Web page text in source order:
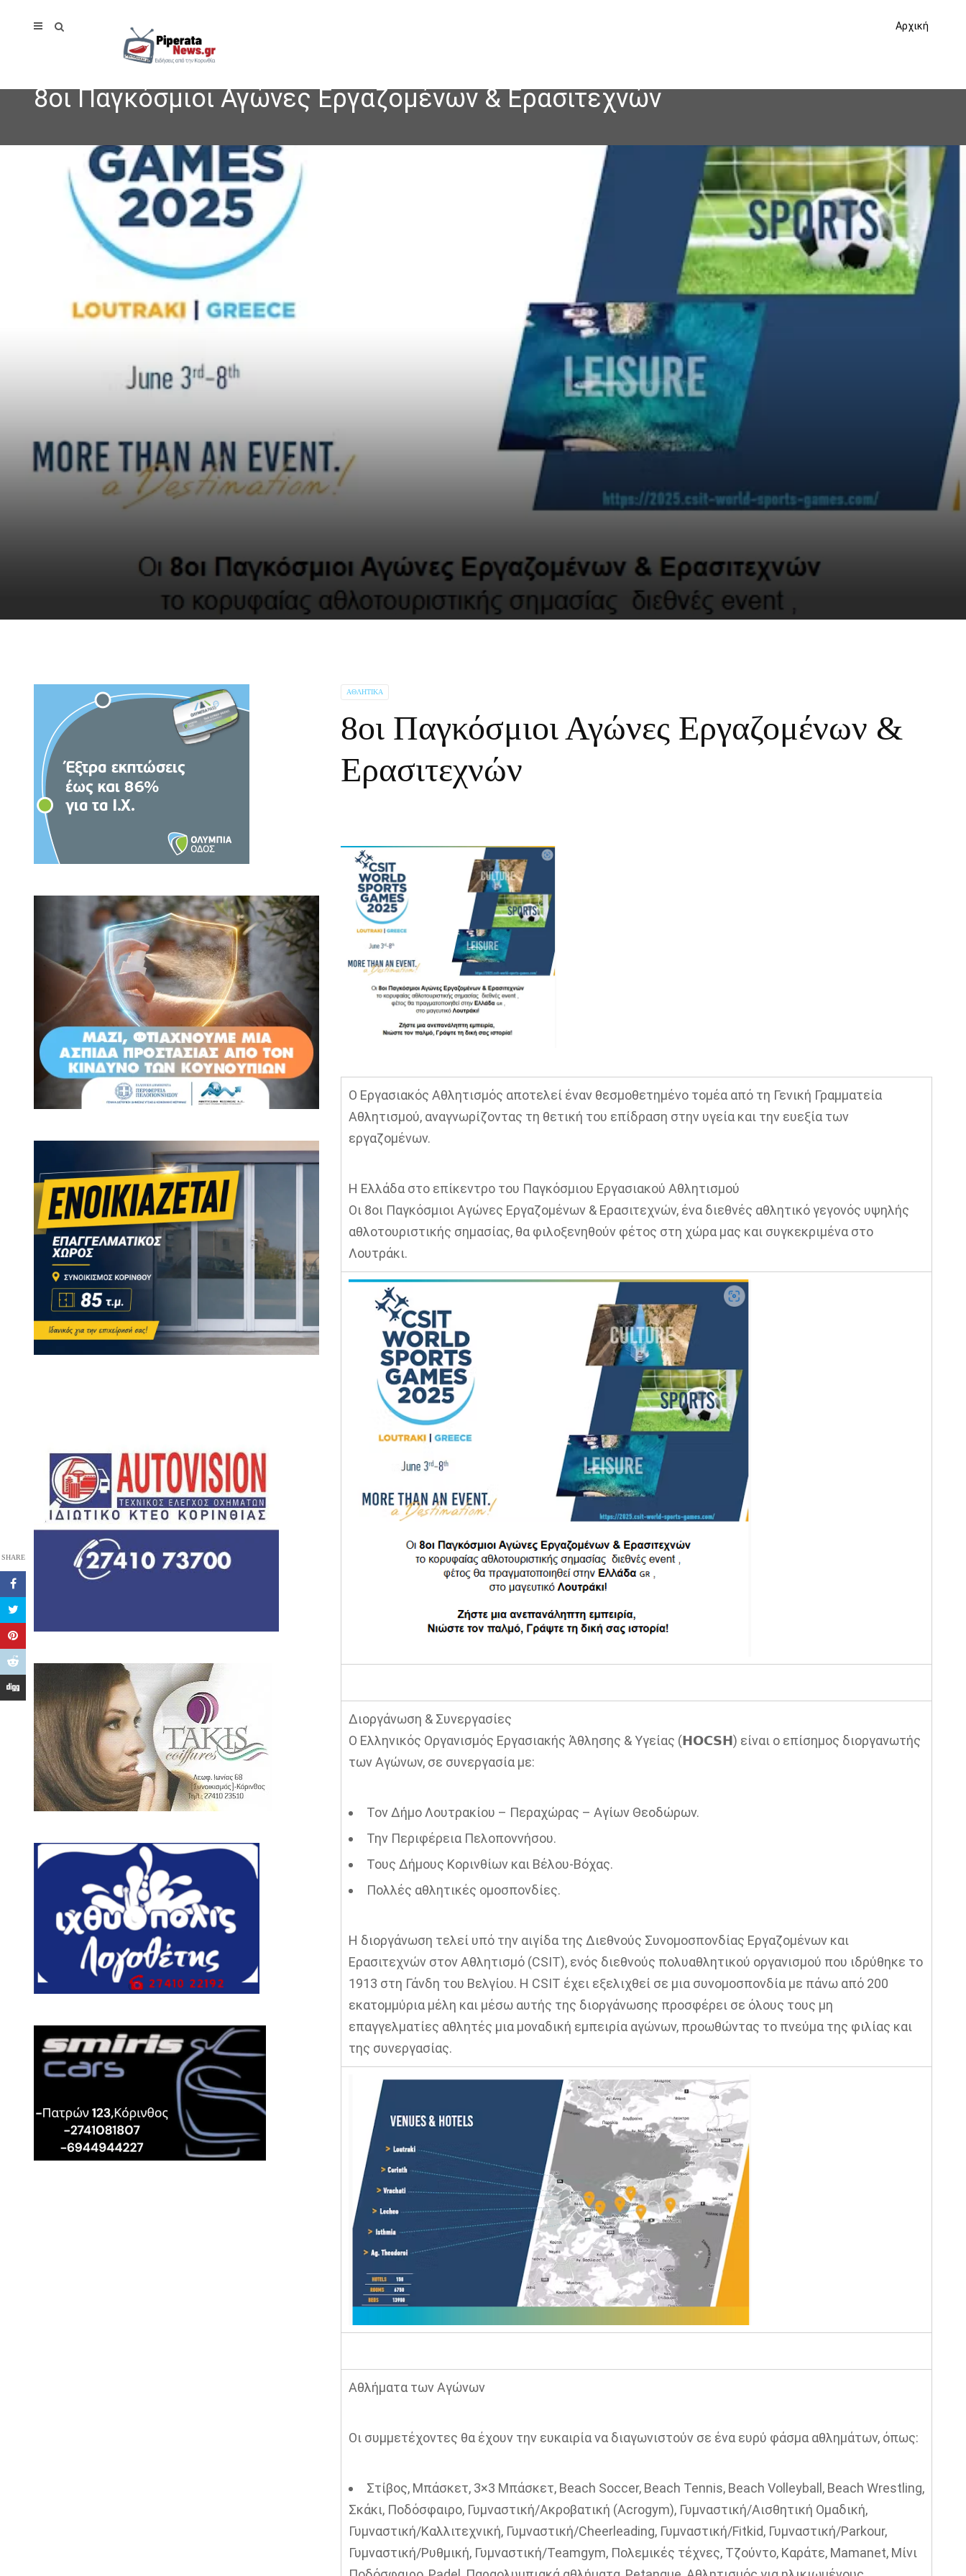
Αρχική
8οι Παγκόσμιοι Αγώνες Εργαζομένων & Ερασιτεχνών
ΑΘΛΗΤΙΚΆ
8οι Παγκόσμιοι Αγώνες Εργαζομένων &
Ερασιτεχνών
SHARE
Ο Εργασιακός Αθλητισμός αποτελεί έναν θεσμοθετημένο τομέα από τη Γενική Γραμματεία
Αθλητισμού, αναγνωρίζοντας τη θετική του επίδραση στην υγεία και την ευεξία των
εργαζομένων.
Η Ελλάδα στο επίκεντρο του Παγκόσμιου Εργασιακού Αθλητισμού
Οι 8οι Παγκόσμιοι Αγώνες Εργαζομένων & Ερασιτεχνών, ένα διεθνές αθλητικό γεγονός υψηλής
αθλοτουριστικής σημασίας, θα φιλοξενηθούν φέτος στη χώρα μας και συγκεκριμένα στο
Λουτράκι.
Διοργάνωση & Συνεργασίες
Ο Ελληνικός Οργανισμός Εργασιακής Άθλησης & Υγείας (𝗛𝗢𝗖𝗦𝗛) είναι ο επίσημος διοργανωτής
των Αγώνων, σε συνεργασία με:
Τον Δήμο Λουτρακίου – Περαχώρας – Αγίων Θεοδώρων.
Την Περιφέρεια Πελοποννήσου.
Τους Δήμους Κορινθίων και Βέλου-Βόχας.
Πολλές αθλητικές ομοσπονδίες.
Η διοργάνωση τελεί υπό την αιγίδα της Διεθνούς Συνομοσπονδίας Εργαζομένων και
Ερασιτεχνών στον Αθλητισμό (CSIT), ενός διεθνούς πολυαθλητικού οργανισμού που ιδρύθηκε το
1913 στη Γάνδη του Βελγίου. Η CSIT έχει εξελιχθεί σε μια συνομοσπονδία με πάνω από 200
εκατομμύρια μέλη και μέσω αυτής της διοργάνωσης προσφέρει σε όλους τους μη
επαγγελματίες αθλητές μια μοναδική εμπειρία αγώνων, προωθώντας το πνεύμα της φιλίας και
της συνεργασίας.
‍Αθλήματα των Αγώνων
Οι συμμετέχοντες θα έχουν την ευκαιρία να διαγωνιστούν σε ένα ευρύ φάσμα αθλημάτων, όπως:
Στίβος, Μπάσκετ, 3×3 Μπάσκετ, Beach Soccer, Beach Tennis, Beach Volleyball, Beach Wrestling,
Σκάκι, Ποδόσφαιρο, Γυμναστική/Ακροβατική (Acrogym), Γυμναστική/Αισθητική Ομαδική,
Γυμναστική/Καλλιτεχνική, Γυμναστική/Cheerleading, Γυμναστική/Fitkid, Γυμναστική/Parkour,
Γυμναστική/Ρυθμική, Γυμναστική/Teamgym, Πολεμικές τέχνες, Τζούντο, Καράτε, Mamanet, Μίνι